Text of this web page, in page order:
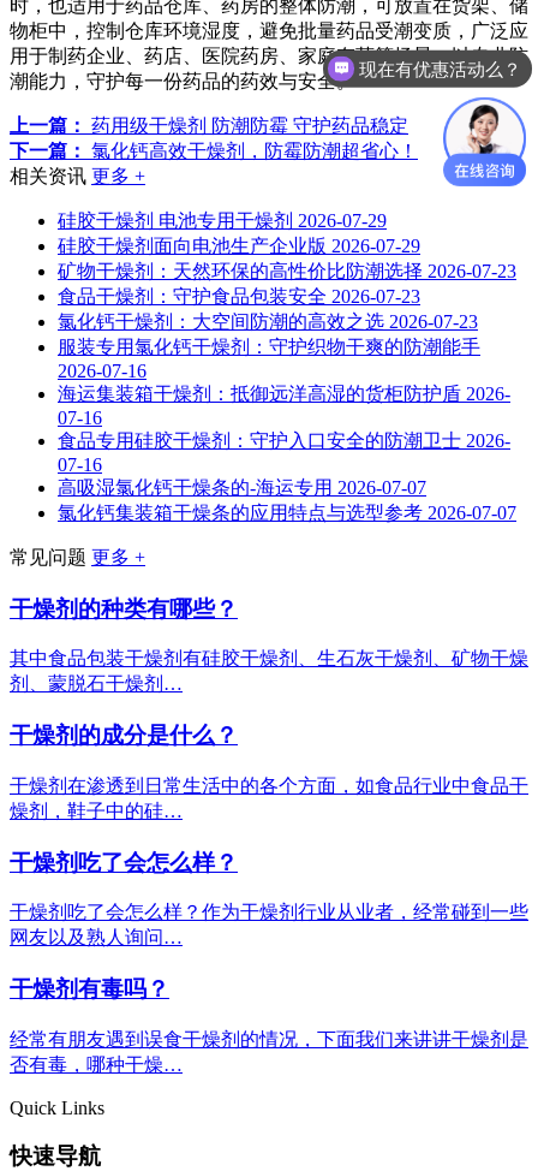
时，也适用于药品仓库、药房的整体防潮，可放置在货架、储
物柜中，控制仓库环境湿度，避免批量药品受潮变质，广泛应
用于制药企业、药店、医院药房、家庭存药等场景，以专业防
潮能力，守护每一份药品的药效与安全。
上一篇： 药用级干燥剂 防潮防霉 守护药品稳定
下一篇： 氯化钙高效干燥剂，防霉防潮超省心！
相关资讯 更多 +
硅胶干燥剂 电池专用干燥剂 2026-07-29
硅胶干燥剂面向电池生产企业版 2026-07-29
矿物干燥剂：天然环保的高性价比防潮选择 2026-07-23
食品干燥剂：守护食品包装安全 2026-07-23
氯化钙干燥剂：大空间防潮的高效之选 2026-07-23
服装专用氯化钙干燥剂：守护织物干爽的防潮能手
2026-07-16
海运集装箱干燥剂：抵御远洋高湿的货柜防护盾 2026-
07-16
食品专用硅胶干燥剂：守护入口安全的防潮卫士 2026-
07-16
高吸湿氯化钙干燥条的-海运专用 2026-07-07
氯化钙集装箱干燥条的应用特点与选型参考 2026-07-07
常见问题 更多 +
干燥剂的种类有哪些？
其中食品包装干燥剂有硅胶干燥剂、生石灰干燥剂、矿物干燥
剂、蒙脱石干燥剂…
干燥剂的成分是什么？
干燥剂在渗透到日常生活中的各个方面，如食品行业中食品干
燥剂，鞋子中的硅…
干燥剂吃了会怎么样？
干燥剂吃了会怎么样？作为干燥剂行业从业者，经常碰到一些
网友以及熟人询问…
干燥剂有毒吗？
经常有朋友遇到误食干燥剂的情况，下面我们来讲讲干燥剂是
否有毒，哪种干燥…
Quick Links
快速导航
现在有优惠活动么？